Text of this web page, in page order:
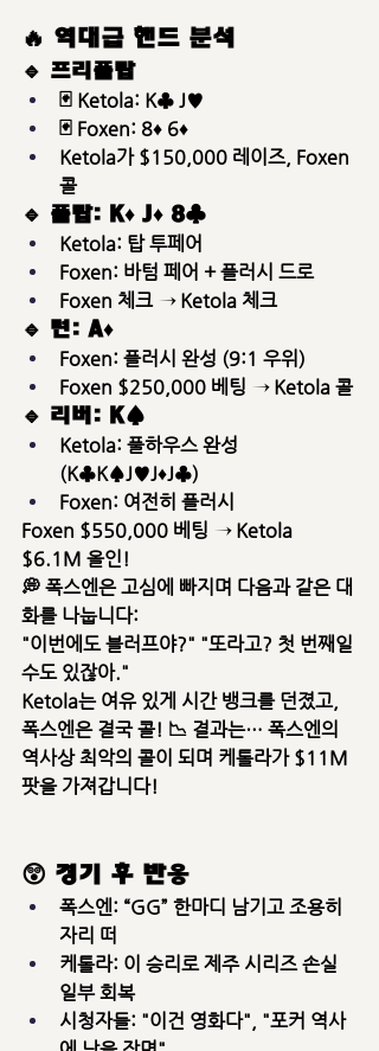
🔥 역대급 핸드 분석
🔹 프리플랍
🃏 Ketola: K♣ J♥
🃏 Foxen: 8♦ 6♦
Ketola가 $150,000 레이즈, Foxen
콜
🔹 플랍: K♦ J♦ 8♣
Ketola: 탑 투페어
Foxen: 바텀 페어 + 플러시 드로
Foxen 체크 → Ketola 체크
🔹 턴: A♦
Foxen: 플러시 완성 (9:1 우위)
Foxen $250,000 베팅 → Ketola 콜
🔹 리버: K♠
Ketola: 풀하우스 완성
(K♣K♠J♥J♦J♣)
Foxen: 여전히 플러시
Foxen $550,000 베팅 → Ketola
$6.1M 올인!
💭 폭스엔은 고심에 빠지며 다음과 같은 대
화를 나눕니다:
"이번에도 블러프야?" "또라고? 첫 번째일
수도 있잖아."
Ketola는 여유 있게 시간 뱅크를 던졌고,
폭스엔은 결국 콜! 📉 결과는… 폭스엔의
역사상 최악의 콜이 되며 케톨라가 $11M
팟을 가져갑니다!
😲 경기 후 반응
폭스엔: “GG” 한마디 남기고 조용히
자리 떠
케톨라: 이 승리로 제주 시리즈 손실
일부 회복
시청자들: "이건 영화다", "포커 역사